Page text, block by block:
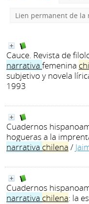
Lien permanent de la
Cauce. Revista de
narrativa femenina
subjetivo y novela
1993
Cuadernos
hogueras a la
narrativa chilena /
Cuadernos
narrativa chilena: la